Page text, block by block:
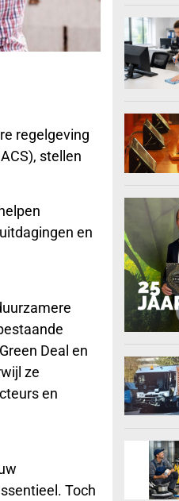
regelgeving
stellen
en
Deal en
ze
en
Toch